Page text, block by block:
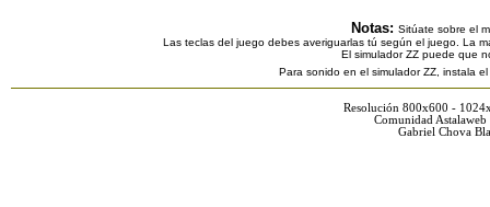
Notas: Sitúate sobre el
Las teclas del juego debes averiguarlas tú según el juego. La
El simulador ZZ puede que
Para sonido en el simulador ZZ, instala
Resolución 800x600 -
Comunidad
Gabriel Chova